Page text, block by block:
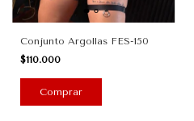
Conjunto Argollas FES-150
$110.000